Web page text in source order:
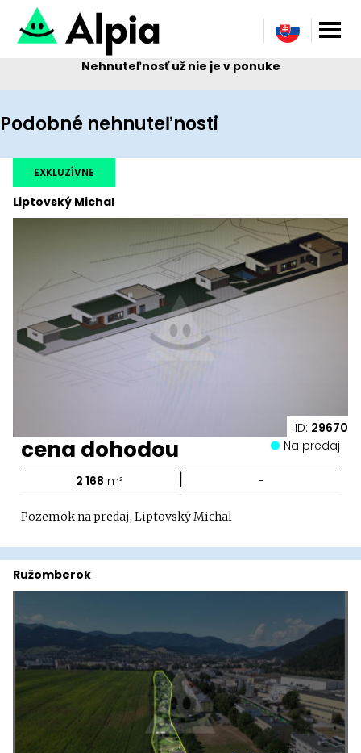
Nehnuteľnosť už nie je v ponuke
Podobné nehnuteľnosti
ID: 29670
Liptovský Michal
EXKLUZÍVNE
cena dohodou Na predaj
2 168 m² | -
Pozemok na predaj, Liptovský Michal
Ružomberok